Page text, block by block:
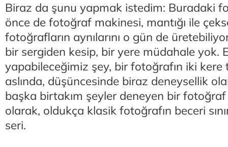
Biraz da şunu yapmak istedim: Buradaki
önce de fotoğraf makinesi, mantığı ile
fotoğrafların aynılarını o gün de
bir sergiden kesip, bir yere müdahale yok.
yapabileceğimiz şey, bir fotoğrafın iki kere
aslında, düşüncesinde biraz deneysellik
başka birtakım şeyler deneyen bir fotoğraf
olarak, oldukça klasik fotoğrafın beceri
seri.